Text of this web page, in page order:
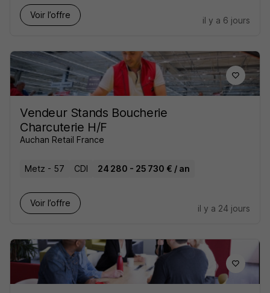
Voir l’offre
il y a 6 jours
Vendeur Stands Boucherie
Charcuterie H/F
Auchan Retail France
Metz - 57 CDI 24 280 - 25 730 € / an
Voir l’offre
il y a 24 jours